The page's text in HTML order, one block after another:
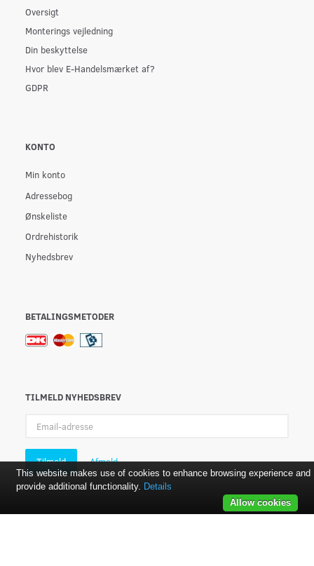
Oversigt
Monterings vejledning
Din beskyttelse
Hvor blev E-Handelsmærket af?
GDPR
KONTO
Min konto
Adressebog
Ønskeliste
Ordrehistorik
Nyhedsbrev
BETALINGSMETODER
TILMELD NYHEDSBREV
adresse
Tilmeld Afmeld
This website makes use of cookies to enhance browsing experience and
provide additional functionality. Details
Allow cookies